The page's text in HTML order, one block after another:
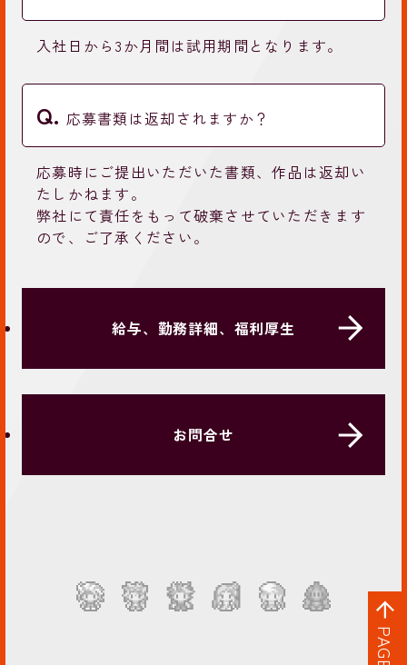
入社日から3か月間は試用期間となります。
応募書類は返却されますか？
応募時にご提出いただいた書類、作品は返却い
たしかねます。
弊社にて責任をもって破棄させていただきます
ので、ご了承ください。
給与、勤務詳細、福利厚生
お問合せ